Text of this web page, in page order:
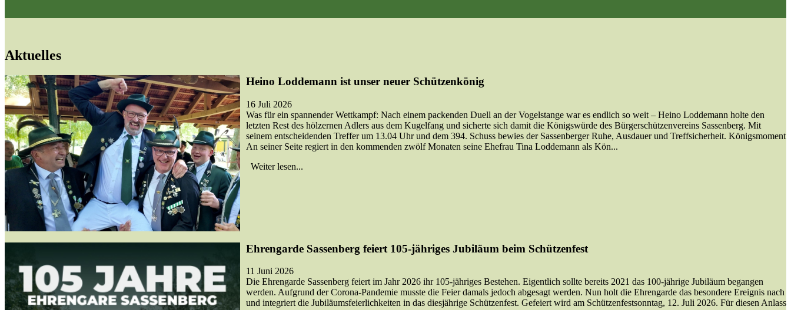
Aktuelles
Heino Loddemann ist unser neuer Schützenkönig
16 Juli 2026
Was für ein spannender Wettkampf: Nach einem packenden Duell an der Vogelstange war es endlich so weit – Heino Loddemann holte den
letzten Rest des hölzernen Adlers aus dem Kugelfang und sicherte sich damit die Königswürde des Bürgerschützenvereins Sassenberg. Mit
seinem entscheidenden Treffer um 13.04 Uhr und dem 394. Schuss bewies der Sassenberger Ruhe, Ausdauer und Treffsicherheit. Königsmoment
An seiner Seite regiert in den kommenden zwölf Monaten seine Ehefrau Tina Loddemann als Kön...
Weiter lesen...
Ehrengarde Sassenberg feiert 105-jähriges Jubiläum beim Schützenfest
11 Juni 2026
Die Ehrengarde Sassenberg feiert im Jahr 2026 ihr 105-jähriges Bestehen. Eigentlich sollte bereits 2021 das 100-jährige Jubiläum begangen
werden. Aufgrund der Corona-Pandemie musste die Feier damals jedoch abgesagt werden. Nun holt die Ehrengarde das besondere Ereignis nach
und integriert die Jubiläumsfeierlichkeiten in das diesjährige Schützenfest. Gefeiert wird am Schützenfestsonntag, 12. Juli 2026. Für diesen Anlass